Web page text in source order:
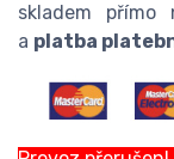
skladem přímo
a platba